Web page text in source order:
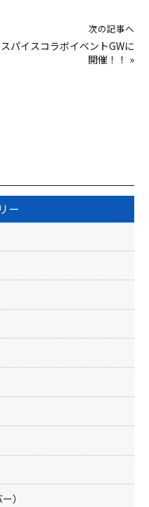
次の記事へ
スパイスコラボイベントGWに
開催！！ »
ー
）